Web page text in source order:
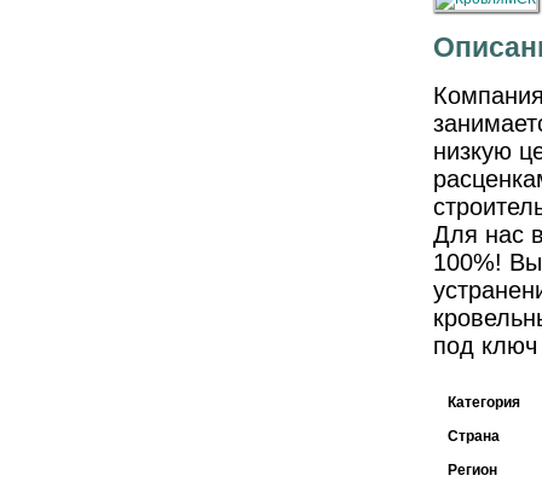
низкую
Для нас
100%!
под
Категория
Страна
Регион